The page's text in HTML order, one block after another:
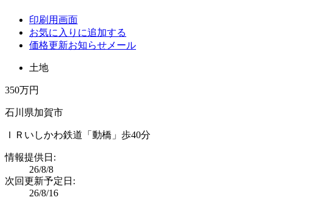
印刷用画面
お気に入りに追加する
価格更新お知らせメール
土地
350万円
石川県加賀市
ＩＲいしかわ鉄道「動橋」歩40分
情報提供日:
26/8/8
次回更新予定日:
26/8/16